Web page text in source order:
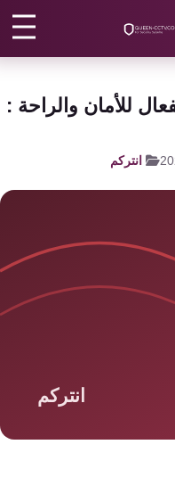
للأمان والراحة :
انتركم